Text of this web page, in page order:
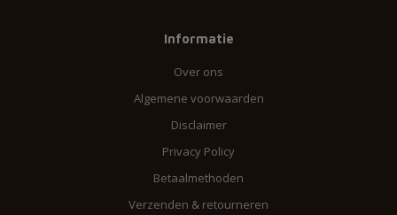
Informatie
Over ons
Algemene voorwaarden
Disclaimer
Privacy Policy
Betaalmethoden
Verzenden & retourneren